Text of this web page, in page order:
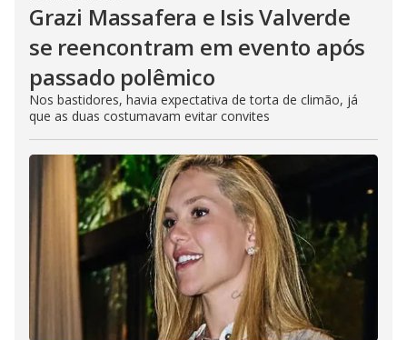
Grazi Massafera e Isis Valverde
se reencontram em evento após
passado polêmico
Nos bastidores, havia expectativa de torta de climão, já
que as duas costumavam evitar convites